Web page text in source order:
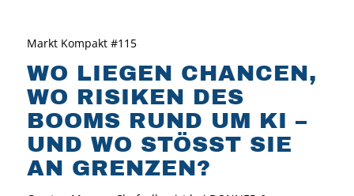
Markt Kompakt #115
WO LIEGEN CHANCEN,
WO RISIKEN DES
BOOMS RUND UM KI –
UND WO STÖSST SIE A
N GRENZEN?